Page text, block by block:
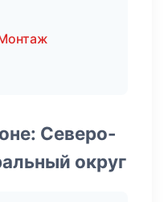
Северо-
округ